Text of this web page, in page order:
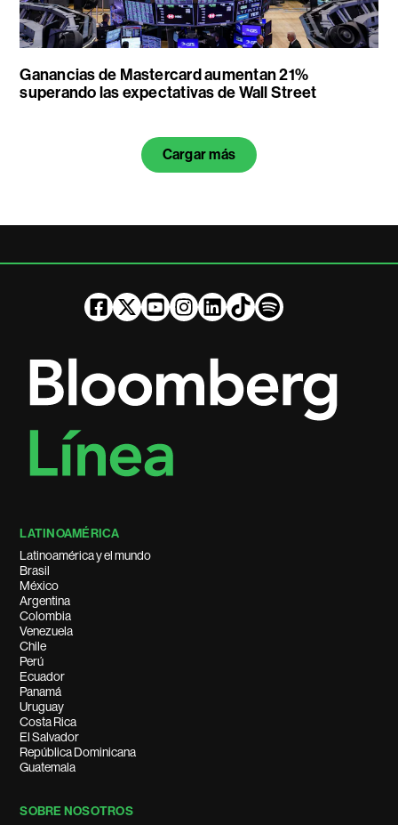
Ganancias de Mastercard aumentan 21%
superando las expectativas de Wall Street
Cargar más
LATINOAMÉRICA
Latinoamérica y el mundo
Brasil
México
Argentina
Colombia
Venezuela
Chile
Perú
Ecuador
Panamá
Uruguay
Costa Rica
El Salvador
República Dominicana
Guatemala
SOBRE NOSOTROS